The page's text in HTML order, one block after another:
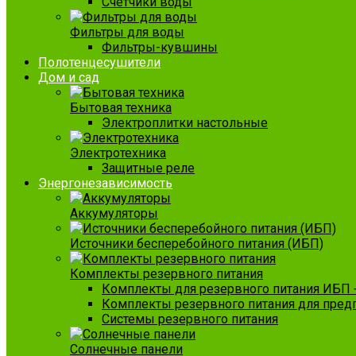
Фильтры для воды
Фильтры-кувшины
Полотенцесушители
Дом и сад
Бытовая техника
Электроплитки настольные
Электротехника
Защитные реле
Энергонезависимость
Аккумуляторы
Источники бесперебойного питания (ИБП)
Комплекты резервного питания
Комплекты для резервного питания ИБП
Комплекты резервного питания для
Системы резервного питания
Солнечные панели